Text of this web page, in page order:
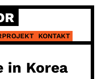
KONTAKT
in Korea